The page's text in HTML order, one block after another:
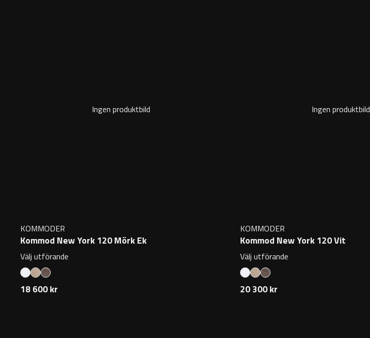
Ingen produktbild
KOMMODER
Kommod New York 120 Mörk Ek
Välj utförande
18 600 kr
Ingen produktbild
KOMMODER
Kommod New York 120 Vit
Välj utförande
20 300 kr